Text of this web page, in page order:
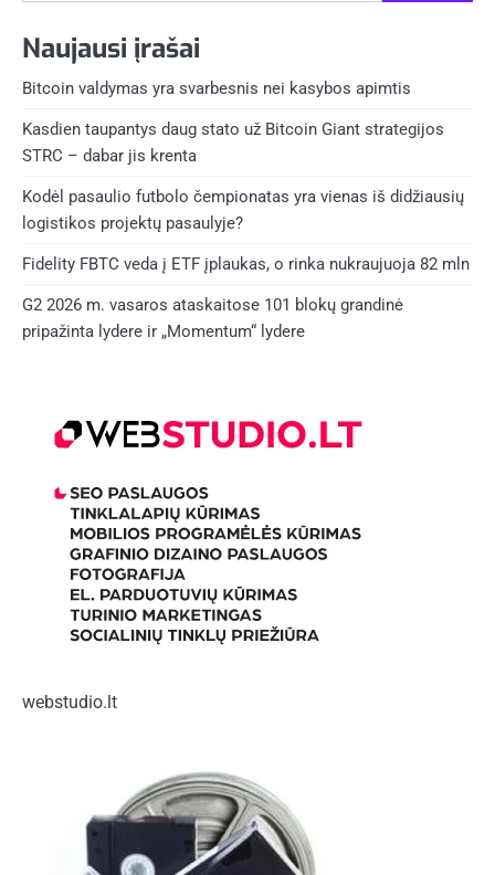
Naujausi įrašai
Bitcoin valdymas yra svarbesnis nei kasybos apimtis
Kasdien taupantys daug stato už Bitcoin Giant strategijos
STRC – dabar jis krenta
Kodėl pasaulio futbolo čempionatas yra vienas iš didžiausių
logistikos projektų pasaulyje?
Fidelity FBTC veda į ETF įplaukas, o rinka nukraujuoja 82 mln
G2 2026 m. vasaros ataskaitose 101 blokų grandinė
pripažinta lydere ir „Momentum“ lydere
webstudio.lt